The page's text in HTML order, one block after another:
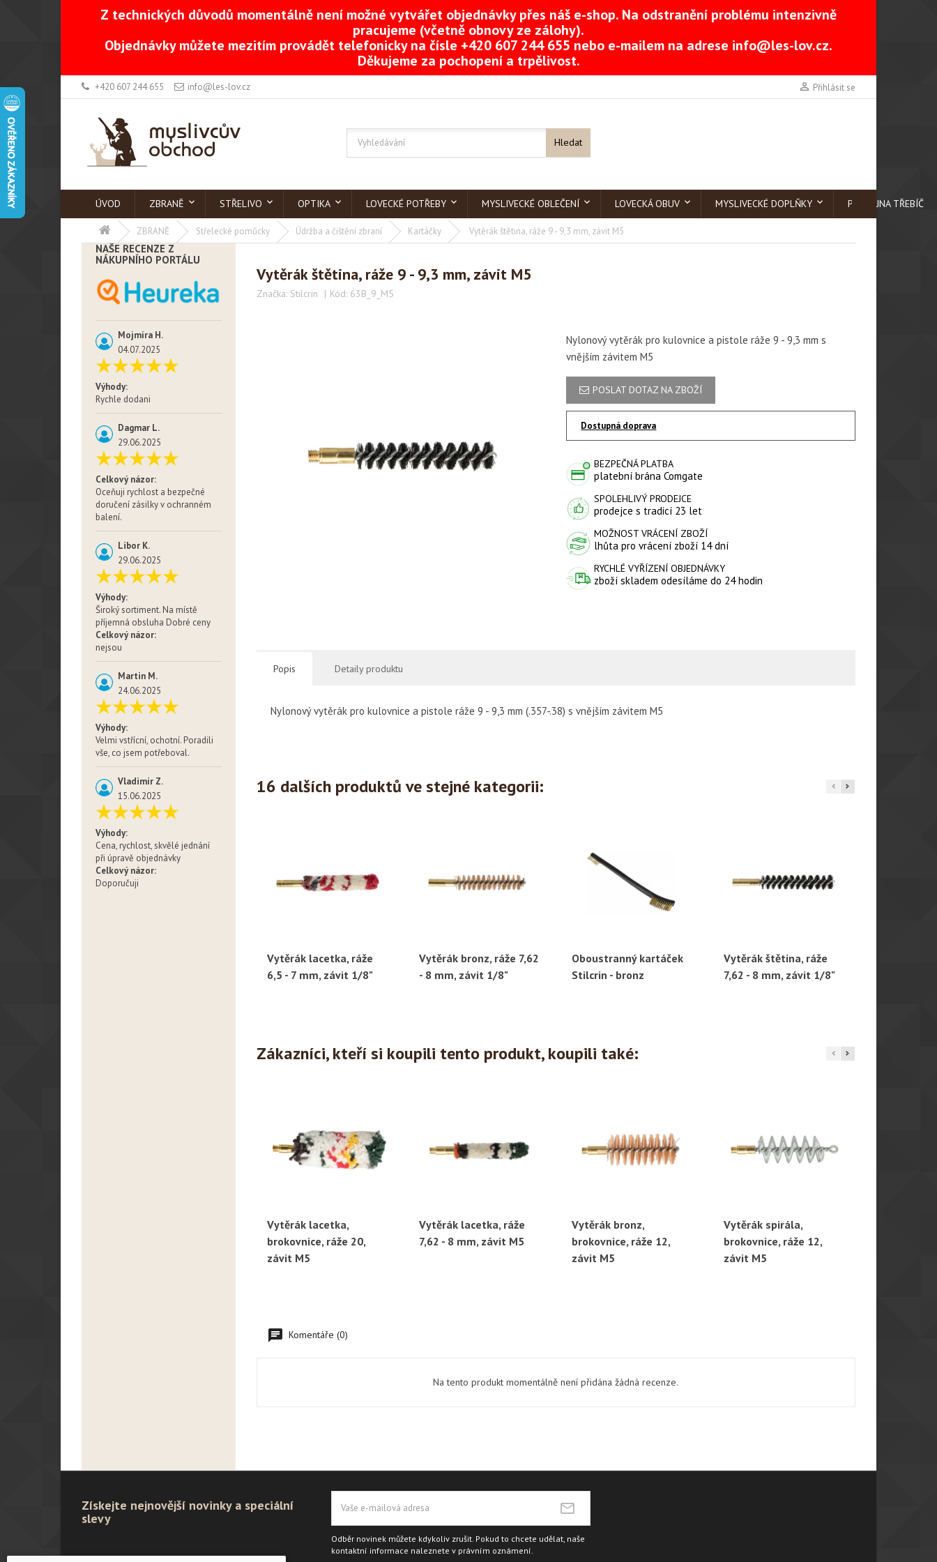
Z technických důvodů momentálně není možné vytvářet objednávky přes náš e-shop. Na odstranění problému intenzivně
pracujeme (včetně obnovy ze zálohy).
Objednávky můžete mezitím provádět telefonicky na čísle +420 607 244 655 nebo e-mailem na adrese info@les-lov.cz.
Děkujeme za pochopení a trpělivost.
+420 607 244 655 info@les-lov.cz  Přihlásit se
Hledat
ÚVOD ZBRANĚ STŘELIVO OPTIKA LOVECKÉ POTŘEBY MYSLIVECKÉ OBLEČENÍ LOVECKÁ OBUV MYSLIVECKÉ DOPLŇKY PRODEJNA TŘEBÍČ
ZBRANĚ Střelecké pomůcky Údržba a čištění zbraní Kartáčky Vytěrák štětina, ráže 9 - 9,3 mm, závit M5
NAŠE RECENZE Z
NÁKUPNÍHO PORTÁLU
Mojmíra H.
04.07.2025
Výhody:
Rychle dodani
Dagmar L.
29.06.2025
Celkový názor:
Oceňuji rychlost a bezpečné
doručení zásilky v ochranném
balení.
Libor K.
29.06.2025
Výhody:
Široký sortiment. Na místě
příjemná obsluha Dobré ceny
Celkový názor:
nejsou
Martin M.
24.06.2025
Výhody:
Velmi vstřícní, ochotní. Poradili
vše, co jsem potřeboval.
Vladimír Z.
15.06.2025
Výhody:
Cena, rychlost, skvělé jednání
při úpravě objednávky
Celkový názor:
Doporučuji
Vytěrák štětina, ráže 9 - 9,3 mm, závit M5
Značka: Stilcrin Kód: 63B_9_M5
Nylonový vytěrák pro kulovnice a pistole ráže 9 - 9,3 mm s
vnějším závitem M5
POSLAT DOTAZ NA ZBOŽÍ
Dostupná doprava
BEZPEČNÁ PLATBA
platební brána Comgate
SPOLEHLIVÝ PRODEJCE
prodejce s tradicí 23 let
MOŽNOST VRÁCENÍ ZBOŽÍ
lhůta pro vrácení zboží 14 dní
RYCHLÉ VYŘÍZENÍ OBJEDNÁVKY
zboží skladem odesíláme do 24 hodin
Popis Detaily produktu
Nylonový vytěrák pro kulovnice a pistole ráže 9 - 9,3 mm (.357-.38) s vnějším závitem M5
16 dalších produktů ve stejné kategorii:
Rychlý náhled
Vytěrák lacetka, ráže
6,5 - 7 mm, závit 1/8"
Rychlý náhled
Vytěrák bronz, ráže 7,62
- 8 mm, závit 1/8"
Rychlý náhled
Oboustranný kartáček
Stilcrin - bronz
Rychlý náhled
Vytěrák štětina, ráže
7,62 - 8 mm, závit 1/8"
Zákazníci, kteří si koupili tento produkt, koupili také:
Rychlý náhled
Vytěrák lacetka,
brokovnice, ráže 20,
závit M5
Rychlý náhled
Vytěrák lacetka, ráže
7,62 - 8 mm, závit M5
Rychlý náhled
Vytěrák bronz,
brokovnice, ráže 12,
závit M5
Rychlý náhled
Vytěrák spirála,
brokovnice, ráže 12,
závit M5
Komentáře (0)
Na tento produkt momentálně není přidána žádná recenze.
Získejte nejnovější novinky a speciální
slevy
Odběr novinek můžete kdykoliv zrušit. Pokud to chcete udělat, naše
kontaktní informace naleznete v právním oznámení.